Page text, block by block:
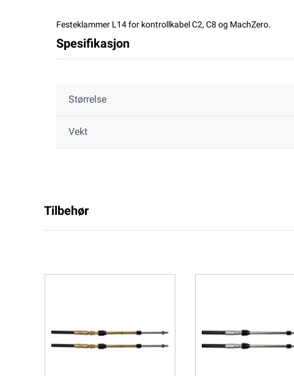
Festeklammer L14 for kontrollkabel C2, C8 og MachZero.
Spesifikasjon
Størrelse
Vekt
Tilbehør